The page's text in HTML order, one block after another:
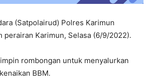
(Satpolairud) Polres Karimun
Karimun, Selasa (6/9/2022).
rombongan untuk menyalurkan
BBM.